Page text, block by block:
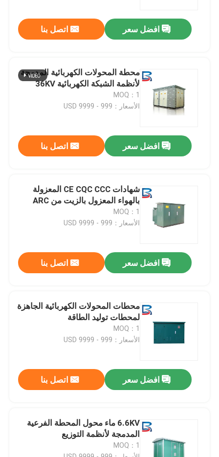
المنتجات
جولة في المعمل
اتصل بنا
جميع القضايا
المفاتيح الكهربائية ذات الجهد العالي
افضل سعر اتصل بنا
محطة المحولات الكهربائية المدمجة
لأنظمة الشبكة الكهربائية 36KV
MOQ：1
الأسعار：999 - 9999 USD
افضل سعر اتصل بنا
شهادات CE CQC CCC المعزولة
بالهواء المعزول بالزيت من ARC
MOQ：1
الأسعار：999 - 9999 USD
افضل سعر اتصل بنا
محطات المحولات الكهربائية الجاهزة
لمحطات توليد الطاقة
MOQ：1
الأسعار：999 - 9999 USD
افضل سعر اتصل بنا
6.6KV ماء محول المحطة الفرعية
المدمجة لأنظمة التوزيع
MOQ：1